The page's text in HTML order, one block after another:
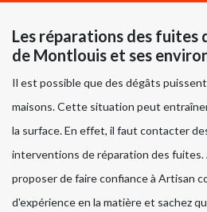
Les réparations des fuites
de Montlouis et ses
Il est possible que des dégâts
maisons. Cette situation peut
la surface. En effet, il faut contacter
interventions de réparation des fuites.
proposer de faire confiance à Artisan
d'expérience en la matière et sachez